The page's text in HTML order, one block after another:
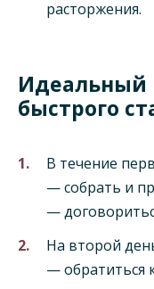
расторжения.
Идеальный
быстрого
В течение
— собрать и
—
На второй
— обратиться